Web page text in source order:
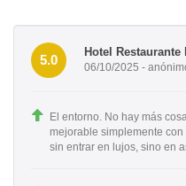
5.0
Hotel Restaurante
06/10/2025 -
El entorno. No hay más
mejorable simplemente
sin entrar en lujos, sino en